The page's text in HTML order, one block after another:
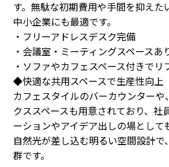
す。無駄な初期費用や手間を抑えた
中小企業にも最適です。
・フリーアドレスデスク完備
・会議室・ミーティングスペースあ
・ソファやカフェスペース付きで
◆快適な共用スペースで生産性向上
カフェスタイルのバーカウンターや
クススペースも用意されており、社
ーションやアイデア出しの場として
自然光が差し込む明るい空間設計で
群です。